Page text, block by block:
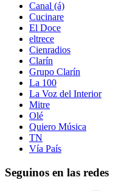
Canal (á)
Cucinare
El Doce
eltrece
Cienradios
Clarín
Grupo Clarín
La 100
La Voz del Interior
Mitre
Olé
Quiero Música
TN
Vía País
Seguinos en las redes